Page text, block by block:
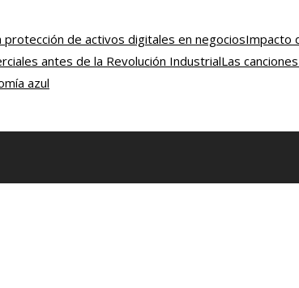
de activos digitales en negociosImpacto
antes de la Revolución IndustrialLas
azul